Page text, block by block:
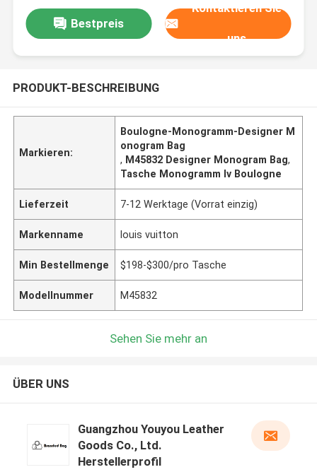
Bestpreis
Kontaktieren Sie
uns
PRODUKT-BESCHREIBUNG
Markieren:
Boulogne-Monogramm-Designer M
onogram Bag
, M45832 Designer Monogram Bag,
Tasche Monogramm lv Boulogne
Lieferzeit 7-12 Werktage (Vorrat einzig)
Markenname louis vuitton
Min Bestellmenge $198-$300/pro Tasche
Modellnummer M45832
Sehen Sie mehr an
ÜBER UNS
Guangzhou Youyou Leather
Goods Co., Ltd.
Herstellerprofil